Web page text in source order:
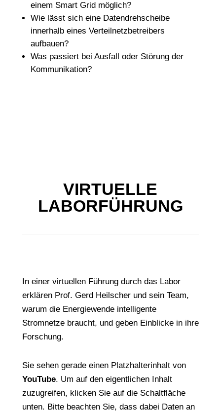
einem Smart Grid möglich?
Wie lässt sich eine Datendrehscheibe
innerhalb eines Verteilnetzbetreibers
aufbauen?
Was passiert bei Ausfall oder Störung der
Kommunikation?
VIRTUELLE
LABORFÜHRUNG
In einer virtuellen Führung durch das Labor
erklären Prof. Gerd Heilscher und sein Team,
warum die Energiewende intelligente
Stromnetze braucht, und geben Einblicke in ihre
Forschung.
Sie sehen gerade einen Platzhalterinhalt von
YouTube. Um auf den eigentlichen Inhalt
zuzugreifen, klicken Sie auf die Schaltfläche
unten. Bitte beachten Sie, dass dabei Daten an